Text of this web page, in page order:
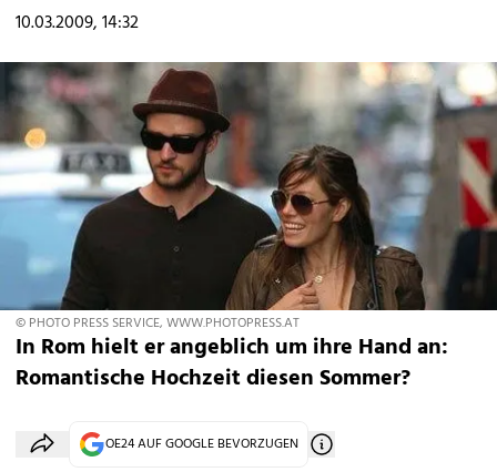
10.03.2009, 14:32
© PHOTO PRESS SERVICE, WWW.PHOTOPRESS.AT
In Rom hielt er angeblich um ihre Hand an:
Romantische Hochzeit diesen Sommer?
OE24 AUF GOOGLE BEVORZUGEN